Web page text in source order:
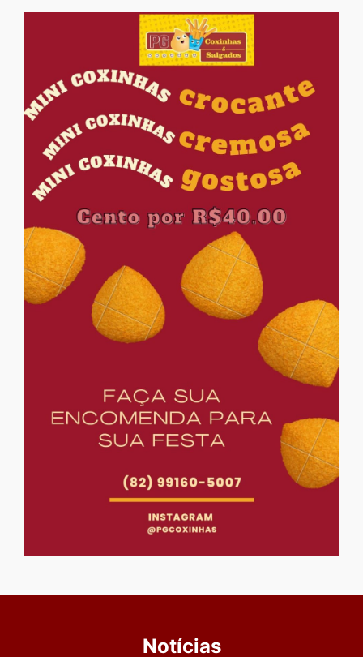
Notícias